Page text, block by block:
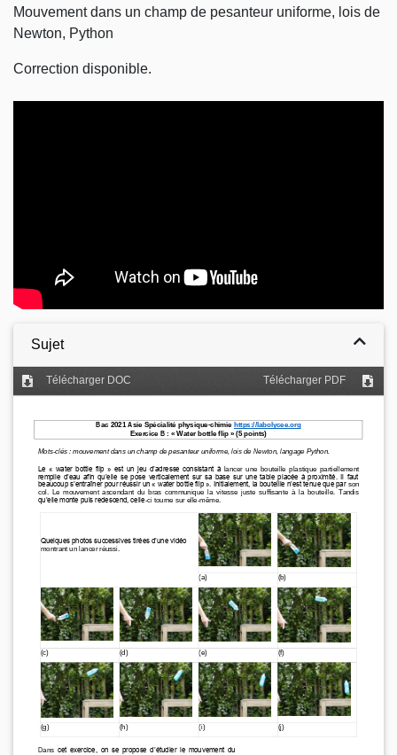
Mouvement dans un champ de pesanteur uniforme, lois de
Newton, Python
Correction disponible.
Sujet